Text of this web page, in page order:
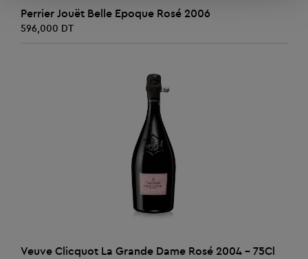
AJOUTER AU PANIER
Perrier Jouët Belle Epoque Rosé 2006
596,000 DT
AJOUTER AU PANIER
Veuve Clicquot La Grande Dame Rosé 2004 - 75Cl